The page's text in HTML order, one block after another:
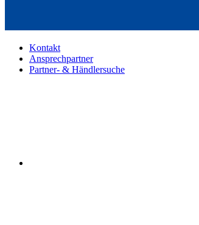
Kontakt
Ansprechpartner
Partner- & Händlersuche